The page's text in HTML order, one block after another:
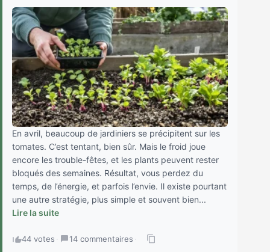
En avril, beaucoup de jardiniers se précipitent sur les
tomates. C’est tentant, bien sûr. Mais le froid joue
encore les trouble-fêtes, et les plants peuvent rester
bloqués des semaines. Résultat, vous perdez du
temps, de l’énergie, et parfois l’envie. Il existe pourtant
une autre stratégie, plus simple et souvent bien...
Lire la suite
44 votes · 14 commentaires ·